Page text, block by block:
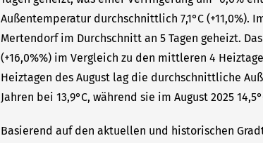
Außentemperatur durchschnittlich 7,1°C (+11,0%).
Mertendorf im Durchschnitt an 5 Tagen geheizt.
(+16,0%%) im Vergleich zu den mittleren 4
Heiztagen des August lag die durchschnittliche
Jahren bei 13,9°C, während sie im August 2025
Basierend auf den aktuellen und historischen